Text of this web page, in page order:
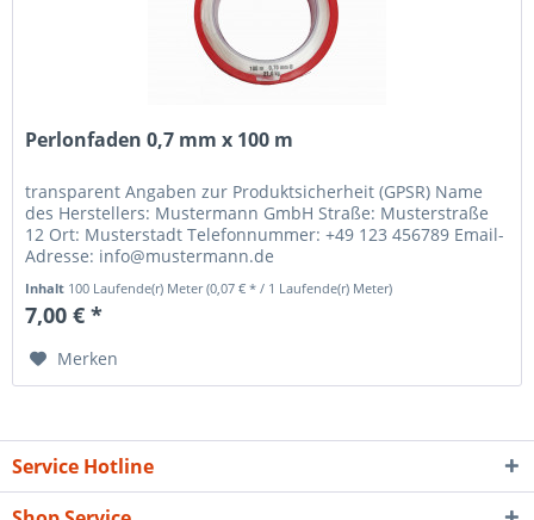
Perlonfaden 0,7 mm x 100 m
transparent Angaben zur Produktsicherheit (GPSR) Name
des Herstellers: Mustermann GmbH Straße: Musterstraße
12 Ort: Musterstadt Telefonnummer: +49 123 456789 Email-
Adresse: info@mustermann.de
Inhalt 100 Laufende(r) Meter(0,07 € * / 1 Laufende(r) Meter)
7,00 € *
Merken
Service Hotline